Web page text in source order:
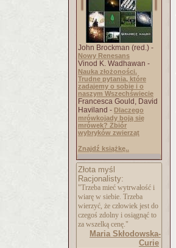
John Brockman (red.) -
Nowy Renesans
Vinod K. Wadhawan -
Nauka złożoności.
Trudne pytania, które
zadajemy o sobie i o
naszym Wszechświecie
Francesca Gould, David
Haviland - Dlaczego
mrówkojady boją się
mrówek? Zbiór
wybryków zwierząt
Znajdź książkę..
Złota myśl
Racjonalisty:
"Trzeba mieć wytrwałość i
wiarę w siebie. Trzeba
wierzyć, że człowiek jest do
czegoś zdolny i osiągnąć to
za wszelką cenę."
Maria Skłodowska-
Curie